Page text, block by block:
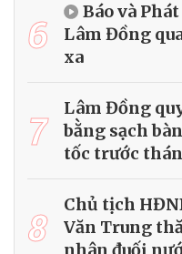
6
Báo và
Lâm Đồng
xa
7
Lâm Đồng
bằng sạch
tốc trước
8
Chủ tịch
Văn Trung